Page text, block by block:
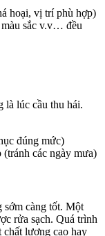
hoại, vị trí phù hợp)
sắc v.v… đều
là lúc cầu thu hái.
đúng mức)
các ngày mưa)
sớm càng tốt. Một
rửa sạch. Quá trình
lượng cao hay